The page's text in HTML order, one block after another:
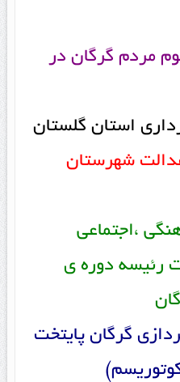
مردم گرگان در
استان گلستان
شهرستان
،اجتماعی
رئیسه دوره ی
گرگان پایتخت